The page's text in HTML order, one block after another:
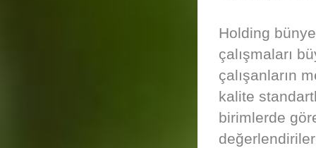
Holding
çalışmaları
çalışanların
kalite
birimlerde